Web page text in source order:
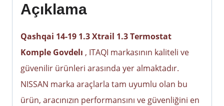
Açıklama
Qashqai 14-19 1.3 Xtrail 1.3 Termostat
Komple Govdelı , ITAQI markasının kaliteli ve
güvenilir ürünleri arasında yer almaktadır.
NISSAN marka araçlarla tam uyumlu olan bu
ürün, aracınızın performansını ve güvenliğini en